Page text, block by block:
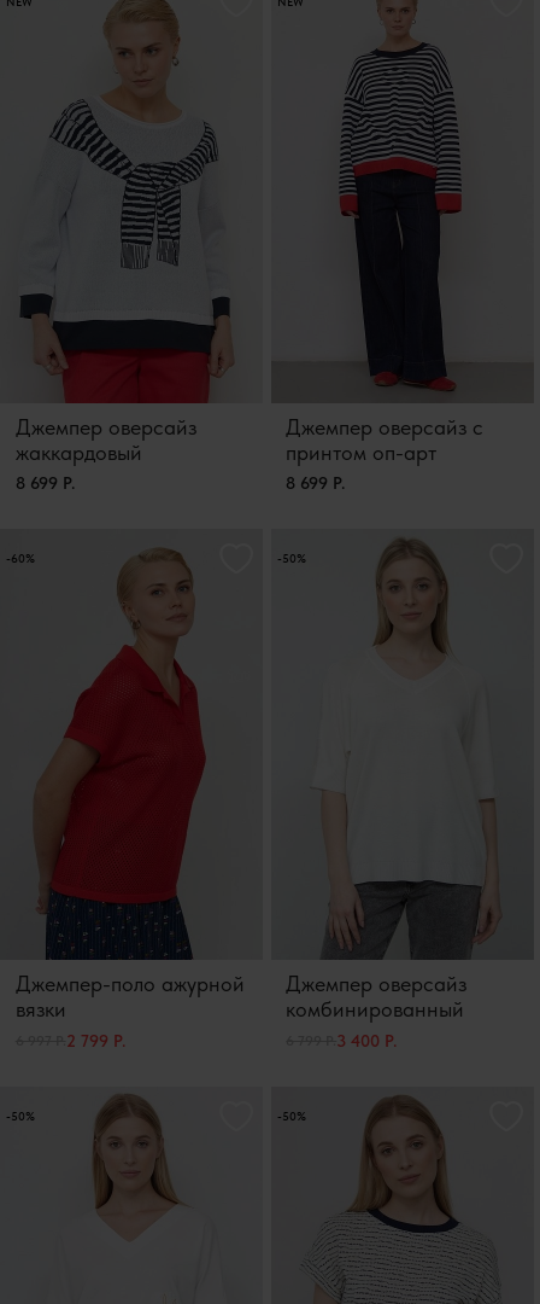
Джемпер оверсайз
жаккардовый
8 699 Р.
Джемпер оверсайз с
принтом оп-арт
8 699 Р.
-60%
Джемпер-поло ажурной
вязки
2 799 Р.
-50%
Джемпер оверсайз
комбинированный
3 400 Р.
-50% -50%